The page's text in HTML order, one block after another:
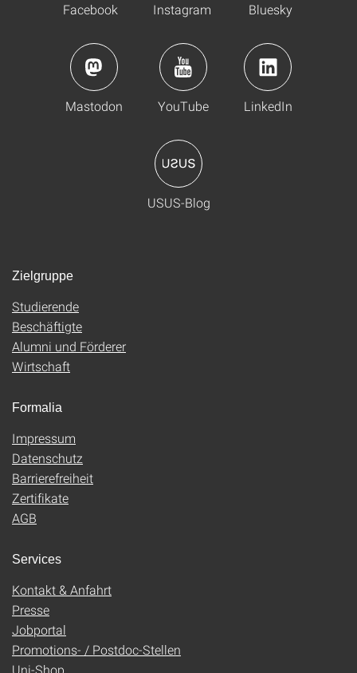
Facebook Instagram Bluesky
Mastodon YouTube LinkedIn
USUS-Blog
Zielgruppe
Studierende
Beschäftigte
Alumni und Förderer
Wirtschaft
Formalia
Impressum
Datenschutz
Barrierefreiheit
Zertifikate
AGB
Services
Kontakt & Anfahrt
Presse
Jobportal
Promotions- / Postdoc-Stellen
Uni-Shop